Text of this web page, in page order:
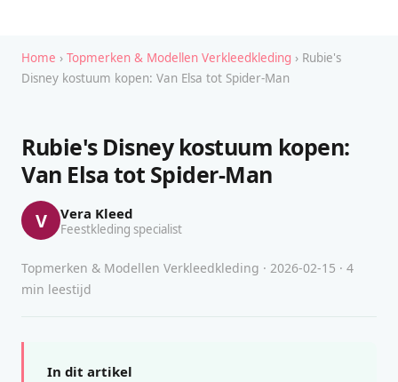
Home › Topmerken & Modellen Verkleedkleding › Rubie's
Disney kostuum kopen: Van Elsa tot Spider-Man
Rubie's Disney kostuum kopen:
Van Elsa tot Spider-Man
V Vera Kleed
Feestkleding specialist
Topmerken & Modellen Verkleedkleding · 2026-02-15 · 4
min leestijd
In dit artikel